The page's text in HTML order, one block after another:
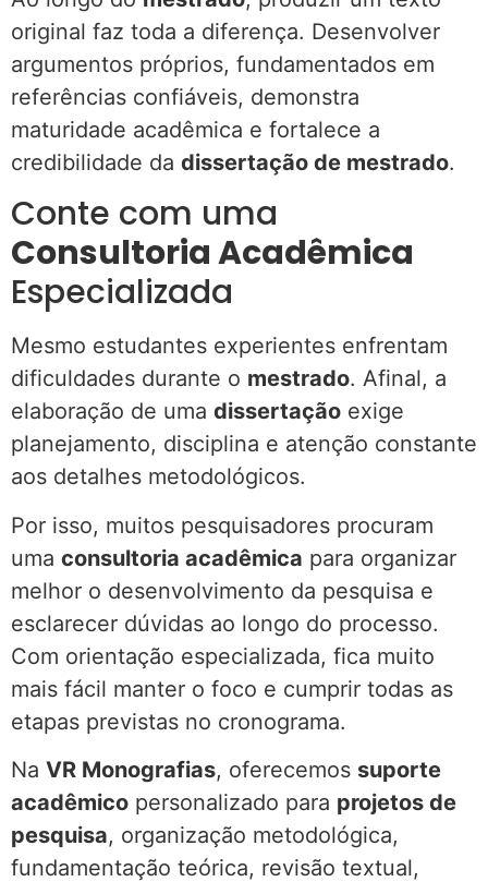
original faz toda a diferença. Desenvolver
argumentos próprios, fundamentados em
referências confiáveis, demonstra
maturidade acadêmica e fortalece a
credibilidade da dissertação de mestrado.
Conte com uma
Consultoria Acadêmica
Especializada
Mesmo estudantes experientes enfrentam
dificuldades durante o mestrado. Afinal, a
elaboração de uma dissertação exige
planejamento, disciplina e atenção constante
aos detalhes metodológicos.
Por isso, muitos pesquisadores procuram
uma consultoria acadêmica para organizar
melhor o desenvolvimento da pesquisa e
esclarecer dúvidas ao longo do processo.
Com orientação especializada, fica muito
mais fácil manter o foco e cumprir todas as
etapas previstas no cronograma.
Na VR Monografias, oferecemos suporte
acadêmico personalizado para projetos de
pesquisa, organização metodológica,
fundamentação teórica, revisão textual,